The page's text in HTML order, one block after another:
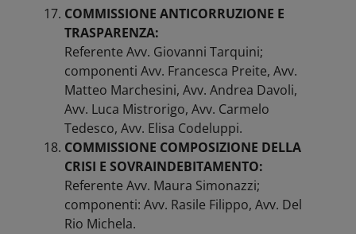
COMMISSIONE ANTICORRUZIONE E
TRASPARENZA:
Referente Avv. Giovanni Tarquini;
componenti Avv. Francesca Preite, Avv.
Matteo Marchesini, Avv. Andrea Davoli,
Avv. Luca Mistrorigo, Avv. Carmelo
Tedesco, Avv. Elisa Codeluppi.
COMMISSIONE COMPOSIZIONE DELLA
CRISI E SOVRAINDEBITAMENTO:
Referente Avv. Maura Simonazzi;
componenti: Avv. Rasile Filippo, Avv. Del
Rio Michela.